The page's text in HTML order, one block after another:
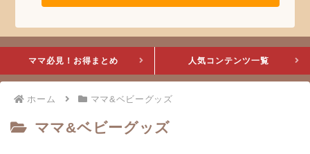
ママ必見！お得まとめ 人気コンテンツ一覧
ホーム ママ&ベビーグッズ
ママ&ベビーグッズ